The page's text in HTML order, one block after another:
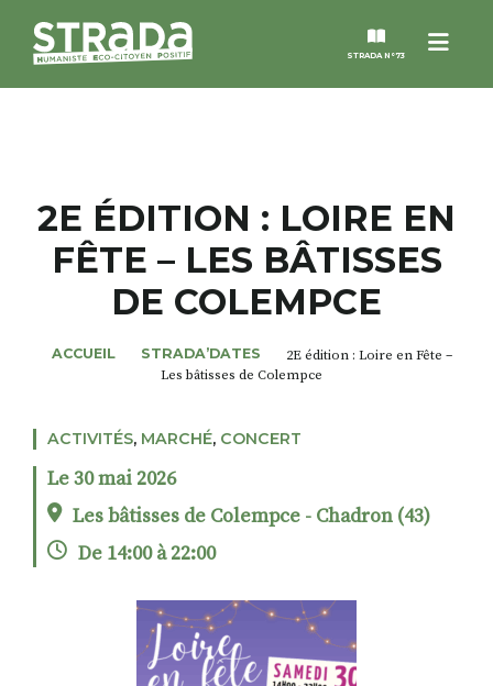
Menu
STRADA N°73
MAGAZINES
NOS THÈMES
ROSÉE DE MAI
S'INSCRIRE À LA NEWSLETTER
FACEBOOKINSTAGRAMLINKEDINYOUTUBE
2E ÉDITION : LOIRE EN
FÊTE – LES BÂTISSES
DE COLEMPCE
ACCUEIL STRADA’DATES
2E édition : Loire en Fête –
Les bâtisses de Colempce
ACTIVITÉS, MARCHÉ, CONCERT
Le 30 mai 2026
Les bâtisses de Colempce - Chadron (43)
De 14:00 à 22:00